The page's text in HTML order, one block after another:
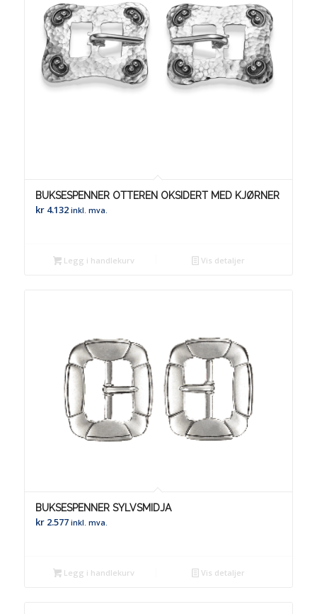
BUKSESPENNER OTTEREN OKSIDERT MED KJØRNER
kr4.132 inkl. mva.
Legg i handlekurv Vis detaljer
BUKSESPENNER SYLVSMIDJA
kr2.577 inkl. mva.
Legg i handlekurv Vis detaljer